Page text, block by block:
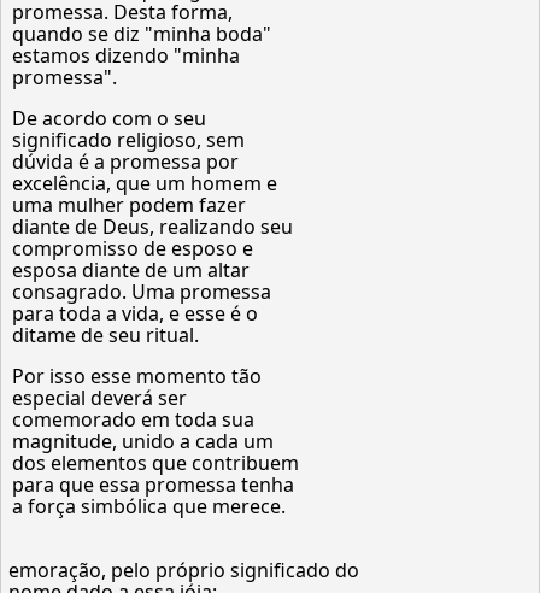
promessa. Desta forma,
quando se diz "minha boda"
estamos dizendo "minha
promessa".
De acordo com o seu
significado religioso, sem
dúvida é a promessa por
excelência, que um homem e
uma mulher podem fazer
diante de Deus, realizando seu
compromisso de esposo e
esposa diante de um altar
consagrado. Uma promessa
para toda a vida, e esse é o
ditame de seu ritual.
Por isso esse momento tão
especial deverá ser
comemorado em toda sua
magnitude, unido a cada um
dos elementos que contribuem
para que essa promessa tenha
a força simbólica que merece.
emoração, pelo próprio significado do